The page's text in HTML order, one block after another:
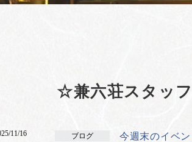
☆兼六荘スタッ
11/16 ブログ 今週末のイベ